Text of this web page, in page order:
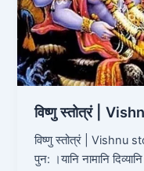
विष्णु स्तोत्रं |
विष्णु स्तोत्रं | Vishnu
पुन: ।यानि नामानि